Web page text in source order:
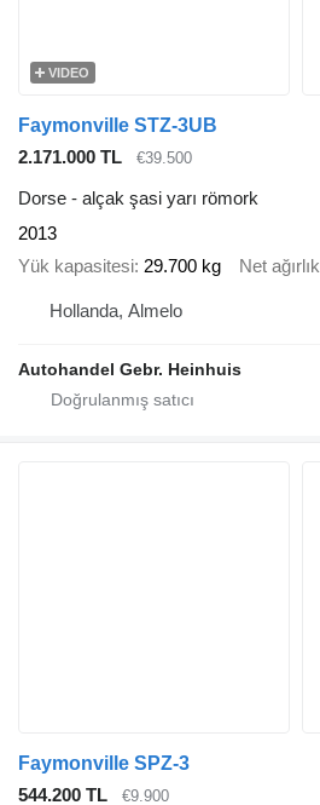
VIDEO
Faymonville STZ-3UB
2.171.000 TL
€39.500
Dorse - alçak şasi yarı römork
2013
Yük kapasitesi 29.700 kg Net ağırlık
Hollanda, Almelo
Autohandel Gebr. Heinhuis
Faymonville SPZ-3
544.200 TL
€9.900